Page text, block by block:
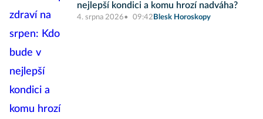
nejlepší kondici a komu hrozí nadváha?
4. srpna 2026 09:42 Blesk Horoskopy